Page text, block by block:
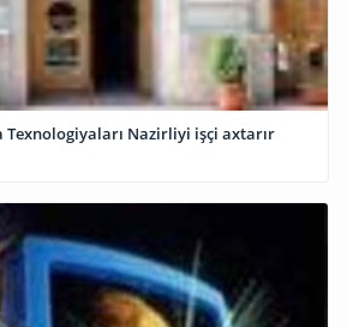
Texnologiyaları Nazirliyi işçi axtarır